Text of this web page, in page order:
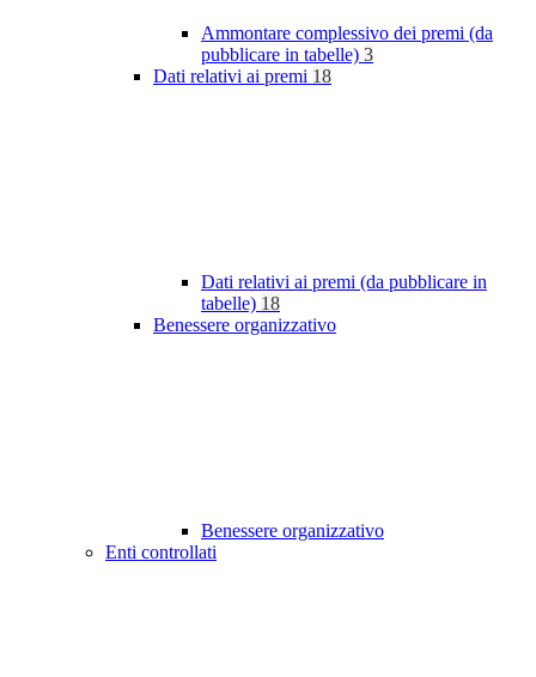
Ammontare complessivo dei premi (da
pubblicare in tabelle) 3
Dati relativi ai premi 18
Dati relativi ai premi (da pubblicare in
tabelle) 18
Benessere organizzativo
Benessere organizzativo
Enti controllati